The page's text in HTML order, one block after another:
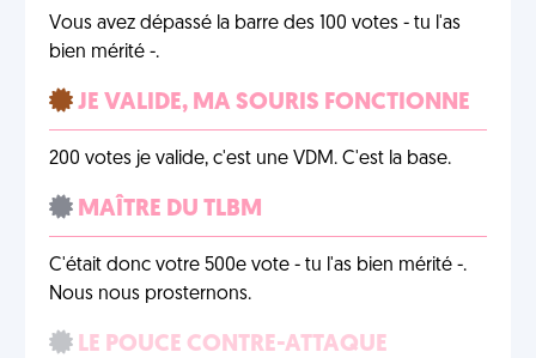
Vous avez dépassé la barre des 100 votes - tu l'as
bien mérité -.
JE VALIDE, MA SOURIS FONCTIONNE
200 votes je valide, c'est une VDM. C'est la base.
MAÎTRE DU TLBM
C'était donc votre 500e vote - tu l'as bien mérité -.
Nous nous prosternons.
LE POUCE CONTRE-ATTAQUE